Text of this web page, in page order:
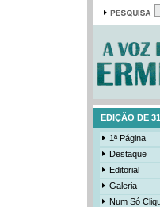
EDIÇÃO DE
1ª Página
Destaque
Editorial
Galeria
Num Só